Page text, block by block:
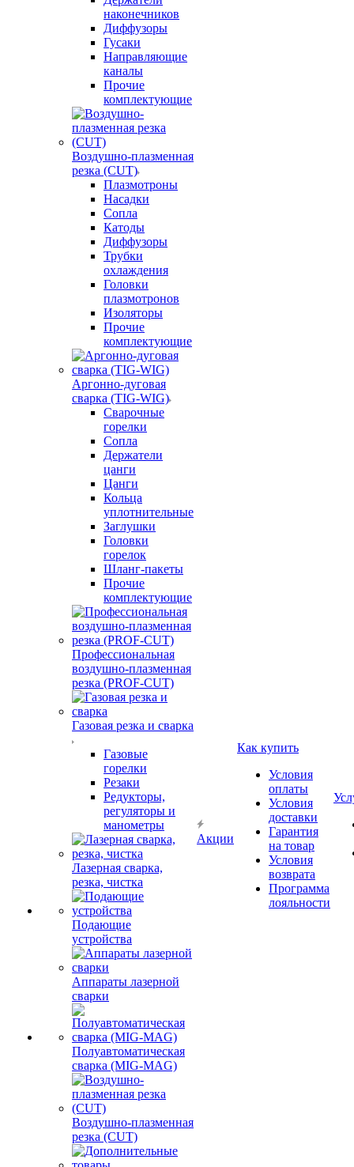
наконечников
Диффузоры
Гусаки
Направляющие
каналы
Прочие
комплектующие
Воздушно-плазменная
резка (CUT)
Плазмотроны
Насадки
Сопла
Катоды
Диффузоры
Трубки
охлаждения
Головки
плазмотронов
Изоляторы
Прочие
комплектующие
Аргонно-дуговая
сварка (TIG-WIG)
Сварочные
горелки
Сопла
Держатели
цанги
Цанги
Кольца
уплотнительные
Заглушки
Головки
горелок
Шланг-пакеты
Прочие
комплектующие
Профессиональная
воздушно-плазменная
резка (PROF-CUT)
Газовая резка и сварка
Газовые
горелки
Резаки
Редукторы,
регуляторы и
манометры
Лазерная сварка,
резка, чистка
Подающие
устройства
Аппараты лазерной
сварки
Полуавтоматическая
сварка (MIG-MAG)
Воздушно-плазменная
резка (CUT)
Акции
Как купить
Условия
оплаты
Условия
доставки
Гарантия
на товар
Условия
возврата
Программа
лояльности